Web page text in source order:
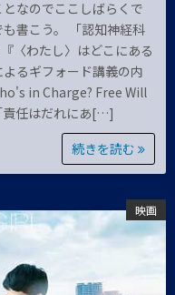
なのでここしばらくで
書こう。 「認知神経科
〈わたし〉はどこにある
よるギフォード講義の内
in Charge? Free Will
任はだれにあ[…]
続きを読む
映画